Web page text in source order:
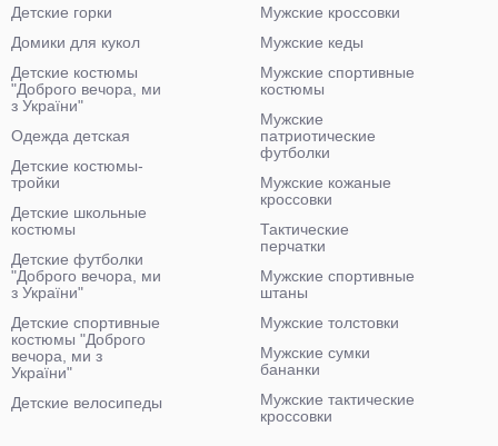
Детские горки
Домики для кукол
Детские костюмы
"Доброго вечора, ми
з України"
Одежда детская
Детские костюмы-
тройки
Детские школьные
костюмы
Детские футболки
"Доброго вечора, ми
з України"
Детские спортивные
костюмы "Доброго
вечора, ми з
України"
Детские велосипеды
Мужские кроссовки
Мужские кеды
Мужские спортивные
костюмы
Мужские
патриотические
футболки
Мужские кожаные
кроссовки
Тактические
перчатки
Мужские спортивные
штаны
Мужские толстовки
Мужские сумки
бананки
Мужские тактические
кроссовки